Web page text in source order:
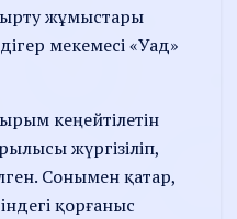
жұмыстары
мекемесі «Уад»
кеңейтілетін
жүргізіліп,
Сонымен қатар,
қорғаныс